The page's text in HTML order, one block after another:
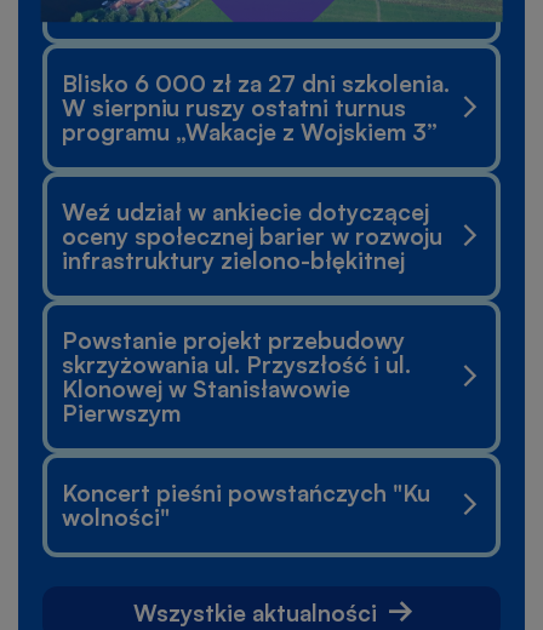
Blisko 6 000 zł za 27 dni szkolenia.
W sierpniu ruszy ostatni turnus
programu „Wakacje z Wojskiem 3”
Weź udział w ankiecie dotyczącej
oceny społecznej barier w rozwoju
infrastruktury zielono-błękitnej
Powstanie projekt przebudowy
skrzyżowania ul. Przyszłość i ul.
Klonowej w Stanisławowie
Pierwszym
Koncert pieśni powstańczych "Ku
wolności"
Wszystkie aktualności